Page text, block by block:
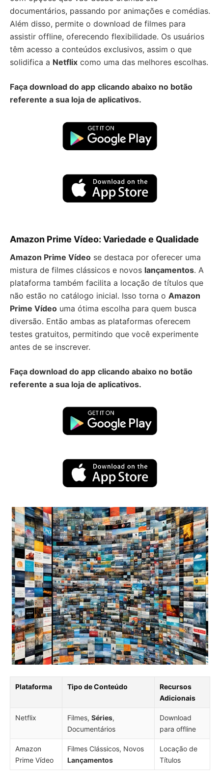
documentários, passando por animações e comédias.
Além disso, permite o download de filmes para
assistir offline, oferecendo flexibilidade. Os usuários
têm acesso a conteúdos exclusivos, assim o que
solidifica a Netflix como uma das melhores escolhas.
Faça download do app clicando abaixo no botão
referente a sua loja de aplicativos.
Amazon Prime Vídeo: Variedade e Qualidade
Amazon Prime Vídeo se destaca por oferecer uma
mistura de filmes clássicos e novos lançamentos. A
plataforma também facilita a locação de títulos que
não estão no catálogo inicial. Isso torna o Amazon
Prime Vídeo uma ótima escolha para quem busca
diversão. Então ambas as plataformas oferecem
testes gratuitos, permitindo que você experimente
antes de se inscrever.
Faça download do app clicando abaixo no botão
referente a sua loja de aplicativos.
Plataforma Tipo de Conteúdo
Recursos
Adicionais
Netflix Filmes, Séries,
Documentários
Download
para offline
Amazon
Prime Vídeo
Filmes Clássicos, Novos
Lançamentos
Locação de
Títulos